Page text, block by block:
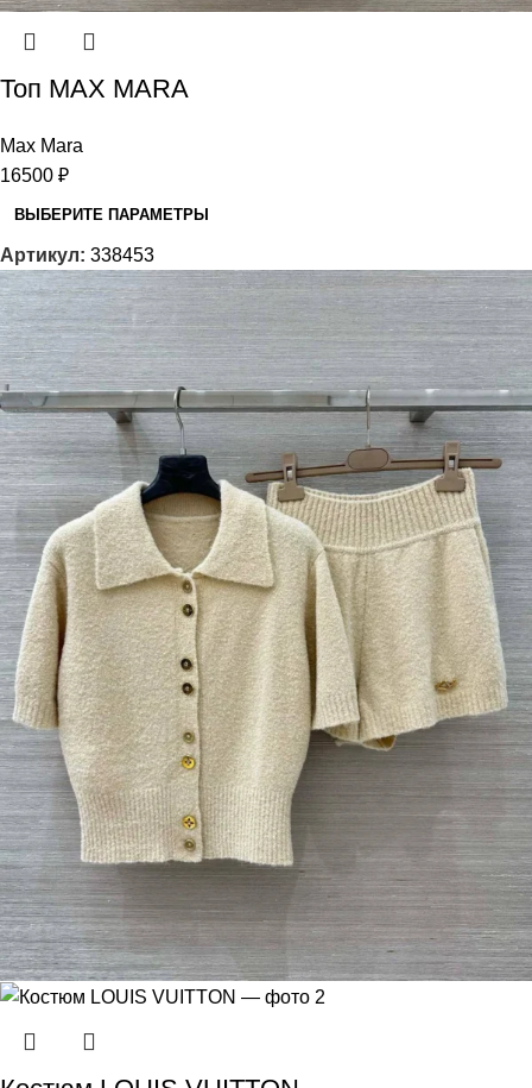
Топ MAX MARA
Max Mara
16500 ₽
ВЫБЕРИТЕ ПАРАМЕТРЫ
Артикул: 338453